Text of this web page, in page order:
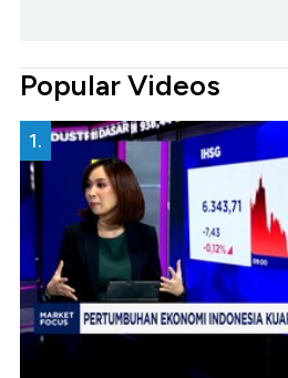
Popular Videos
1.